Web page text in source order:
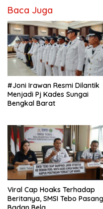
Baca Juga
#Joni Irawan Resmi Dilantik
Menjadi Pj Kades Sungai
Bengkal Barat
Viral Cap Hoaks Terhadap
Beritanya, SMSI Tebo Pasang